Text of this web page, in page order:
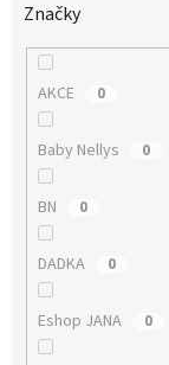
Značky
AKCE 0
Baby Nellys 0
BN 0
DADKA 0
Eshop JANA 0